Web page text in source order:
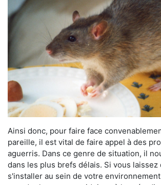
Ainsi donc, pour faire face
pareille, il est vital de faire appel à des
aguerris. Dans ce genre de situation, il
dans les plus brefs délais. Si vous laissez
s'installer au sein de votre